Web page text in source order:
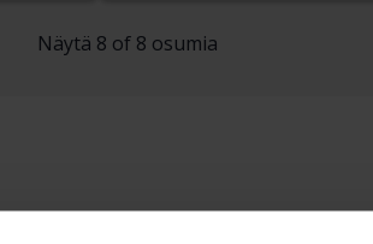
Näytä 8 of 8 osumia